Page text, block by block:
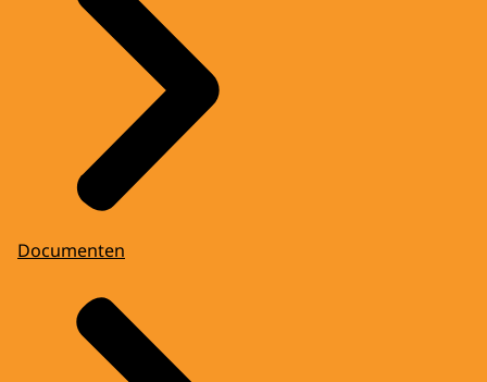
Documenten